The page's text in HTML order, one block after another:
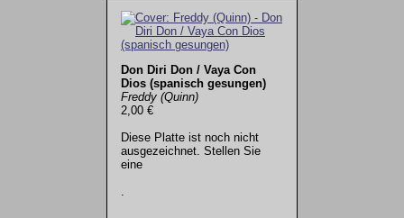
Don Diri Don / Vaya Con
Dios (spanisch gesungen)
Freddy (Quinn)
2,00 €
Diese Platte ist noch nicht
ausgezeichnet. Stellen Sie
eine